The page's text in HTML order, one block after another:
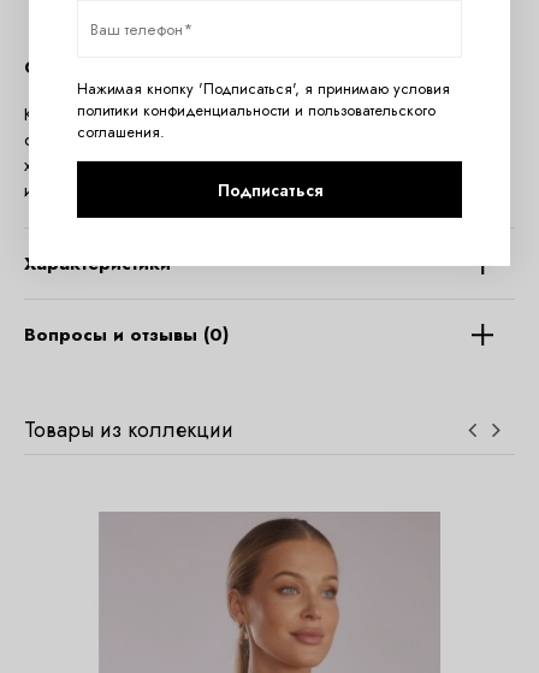
Описание
Кружевные трусики слипы 1101/3-P LUNA комфортной
средней посадки. Декор - золотые аксессуары. Ластовица
хлопковая. Изысканный дизайн и высокое качество
изготовления.
Характеристики
Вопросы и отзывы (0)
Товары из коллекции
Нажимая кнопку 'Подписаться', я принимаю условия
политики конфиденциальности и пользовательского
соглашения.
Подписаться